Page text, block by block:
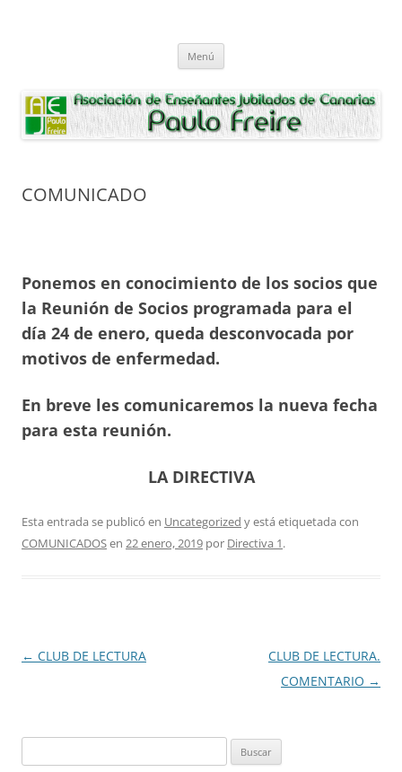
Paulo Freire
Menú
COMUNICADO
Ponemos en conocimiento de los socios que
la Reunión de Socios programada para el
día 24 de enero, queda desconvocada por
motivos de enfermedad.
En breve les comunicaremos la nueva fecha
para esta reunión.
LA DIRECTIVA
Esta entrada se publicó en Uncategorized y está etiquetada con
COMUNICADOSen 22 enero, 2019 por Directiva 1.
Navegación
← CLUB DE LECTURA
CLUB DE LECTURA.
COMENTARIO →